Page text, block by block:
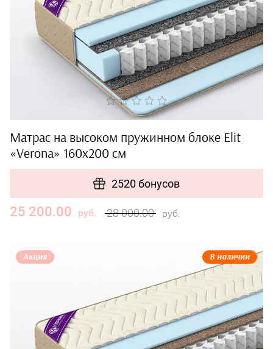
Матрас на высоком пружинном блоке Elit
«Verona» 160x200 см
2520 бонусов
25 200.00 руб. 28 000.00 руб.
Акция В наличии